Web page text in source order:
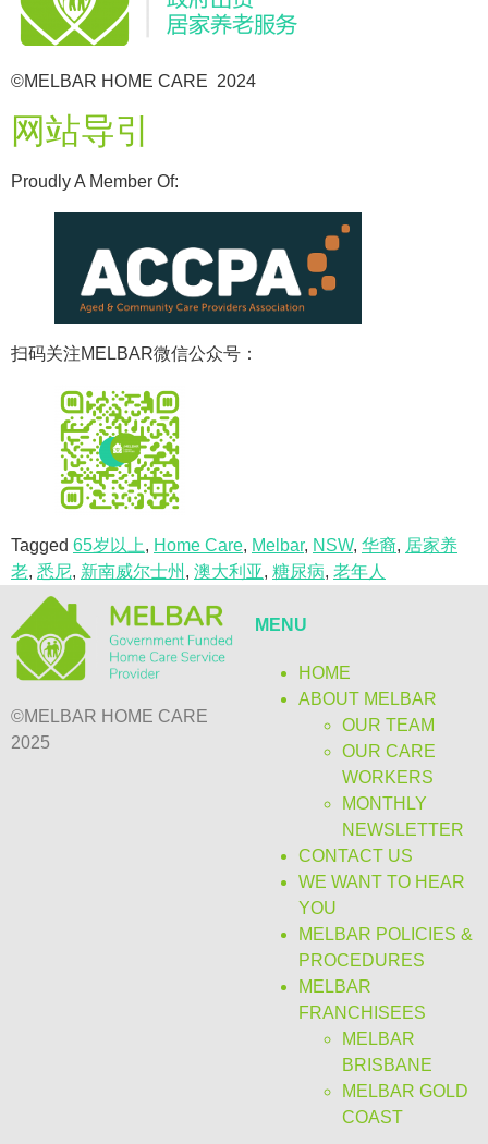
©MELBAR HOME CARE 2024
网站导引
Proudly A Member Of:
扫码关注MELBAR微信公众号：
Tagged 65岁以上, Home Care, Melbar, NSW, 华裔, 居家养
老, 悉尼, 新南威尔士州 , 澳大利亚, 糖尿病, 老年人
©MELBAR HOME CARE
2025
MENU
HOME
ABOUT MELBAR
OUR TEAM
OUR CARE
WORKERS
MONTHLY
NEWSLETTER
CONTACT US
WE WANT TO HEAR
YOU
MELBAR POLICIES &
PROCEDURES
MELBAR
FRANCHISEES
MELBAR
BRISBANE
MELBAR GOLD
COAST